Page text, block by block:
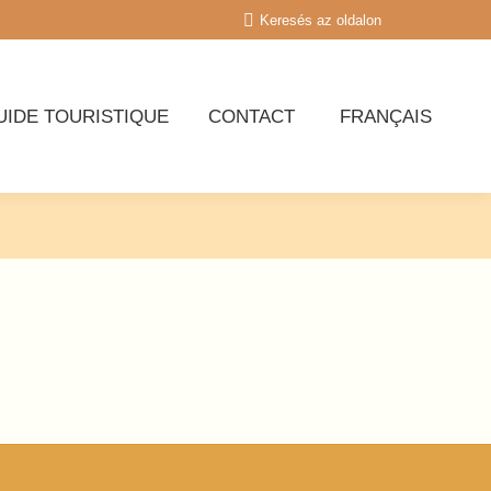
Recherche
:
Keresés az oldalon
TOURISTIQUE CONTACT FRANÇAIS